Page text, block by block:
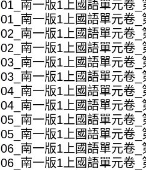
01_南一版1上國語單元卷
01_南一版1上國語單元卷
02_南一版1上國語單元卷
02_南一版1上國語單元卷
03_南一版1上國語單元卷
03_南一版1上國語單元卷
04_南一版1上國語單元卷
04_南一版1上國語單元卷
05_南一版1上國語單元卷
05_南一版1上國語單元卷
06_南一版1上國語單元卷
06_南一版1上國語單元卷